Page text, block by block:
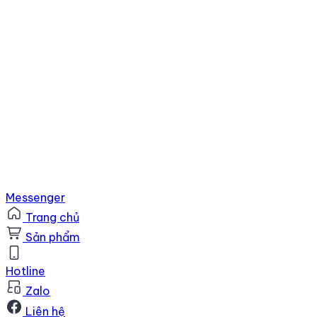
Messenger
Trang chủ
Sản phẩm
Hotline
Zalo
Liên hệ